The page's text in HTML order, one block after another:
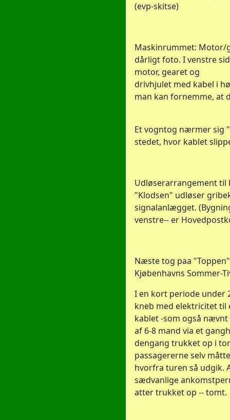
(evp-skitse)
Maskinrummet: Motor/
dårligt foto. I venstre
motor, gearet og
drivhjulet med kabel i
man kan fornemme, at
Et vogntog nærmer sig
stedet, hvor kablet
Udløserarrangement til
"Klodsen" udløser
signalanlægget.
venstre-- er
Næste tog paa
Kjøbenhavns Sommer-
I en kort periode under
kneb med elektricitet
kablet -som også
af 6-8 mand via et
dengang trukket op i
passagererne selv
hvorfra turen så udgik.
sædvanlige
atter trukket op -- tomt.